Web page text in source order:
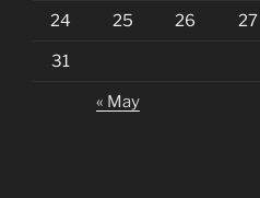
24 25 26 27
31
« May